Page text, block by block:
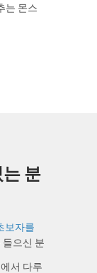
는 몬스
분
보자를
들으신 분
서 다루